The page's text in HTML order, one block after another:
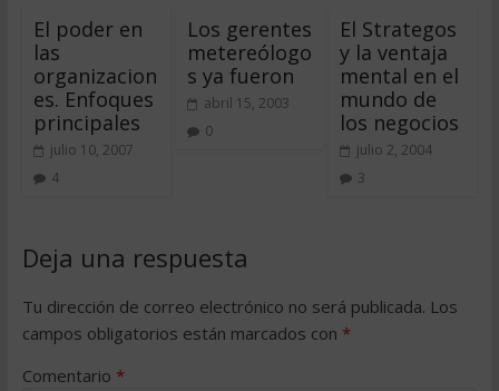
El poder en
las
organizacion
es. Enfoques
principales
julio 10, 2007
4
Los gerentes
metereólogo
s ya fueron
abril 15, 2003
0
El Strategos
y la ventaja
mental en el
mundo de
los negocios
julio 2, 2004
3
Deja una respuesta
Tu dirección de correo electrónico no será publicada. Los
campos obligatorios están marcados con *
Comentario *